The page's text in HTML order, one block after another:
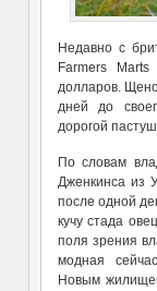
Недавно с
Farmers
долларов.
дней до
дорогой
По словам
Дженкинса из
после одной
кучу стада
поля зрения
модная
Новым